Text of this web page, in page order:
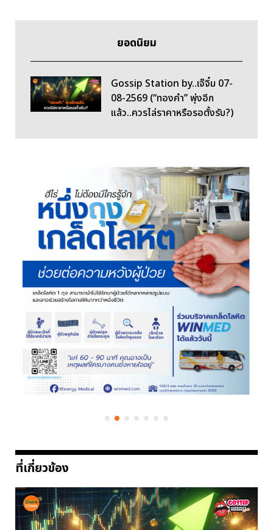
ยอดนิยม
Gossip Station by..เจ๊จิ๋ม 07-
08-2569 (“ทองคำ” พุ่งอีก
แล้ว..ควรไล่ราคาหรือรอตั้งรับ?)
ที่เกี่ยวข้อง